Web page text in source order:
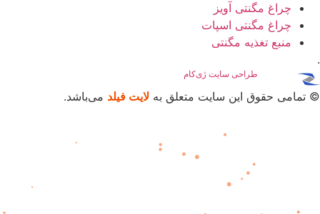
چراغ مگنتی آویز
چراغ مگنتی اسپات
منبع تغذیه مگنتی
.
طراحی سایت ژی‌کام
© تمامی حقوق این سایت متعلق به لایت فیلد می‌باشد.